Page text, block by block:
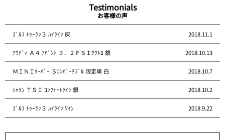
Testimonials
お客様の声
ｺﾞﾙﾌ ﾄｩｰﾗﾝ３ ﾊｲﾗｲﾝ 灰 2018.11.1
ｱｳﾃﾞｨ Ａ４ ｱﾊﾞﾝﾄ ３．２ＦＳＩｸﾜﾄﾛ 銀 2018.10.13
ＭＩＮＩｸｰﾊﾟｰ Ｓｺﾝﾊﾞｰﾁﾌﾞﾙ 限定車 白 2018.10.7
ｼｬﾗﾝ ＴＳＩ ｺﾝﾌｫｰﾄﾗｲﾝ 銀 2018.10.2
ｺﾞﾙﾌ ﾄｩｰﾗﾝ３ ﾊｲﾗｲﾝ ﾜｲﾝ 2018.9.22